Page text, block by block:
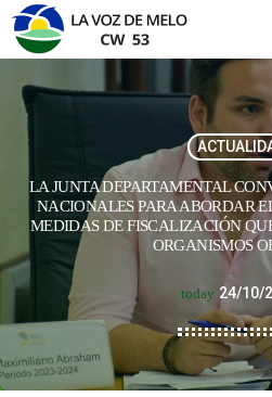
LA JUNTA DEPARTAMENTAL
NACIONALES PARA ABORDAR
MEDIDAS DE FISCALIZACIÓN
ORGANISMOS
today 24/10/